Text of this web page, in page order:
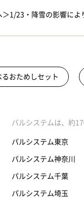
1/23・降雪の影響に
るおためしセット
パルシステムは、約
パルシステム東京
パルシステム神奈川
パルシステム千葉
パルシステム埼玉